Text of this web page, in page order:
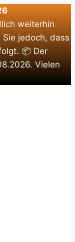
weiterhin
jedoch, dass
📦 Der
Vielen